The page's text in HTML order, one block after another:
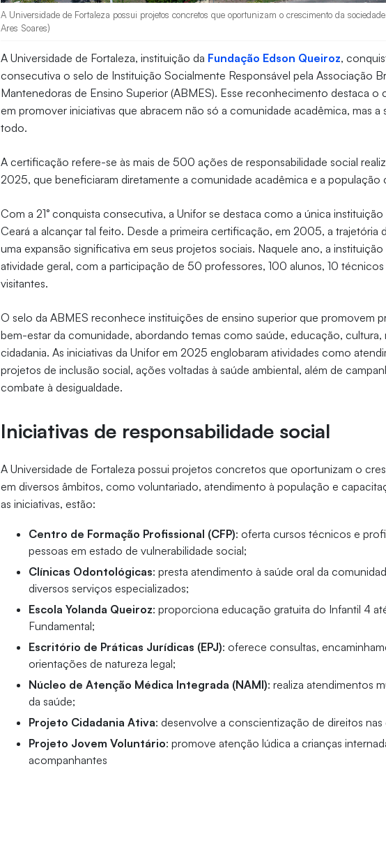
A Universidade de Fortaleza possui projetos concretos que oportunizam o crescimento da
Ares Soares)
A Universidade de Fortaleza, instituição da Fundação Edson Queiroz,
consecutiva o selo de Instituição Socialmente Responsável pela Associação
Mantenedoras de Ensino Superior (ABMES). Esse reconhecimento destaca o
em promover iniciativas que abracem não só a comunidade acadêmica, mas
todo.
A certificação refere-se às mais de 500 ações de responsabilidade social
2025, que beneficiaram diretamente a comunidade acadêmica e a população
Com a 21° conquista consecutiva, a Unifor se destaca como a única
Ceará a alcançar tal feito. Desde a primeira certificação, em 2005, a trajetória
uma expansão significativa em seus projetos sociais. Naquele ano, a instituição
atividade geral, com a participação de 50 professores, 100 alunos, 10
visitantes.
O selo da ABMES reconhece instituições de ensino superior que promovem
bem-estar da comunidade, abordando temas como saúde, educação, cultura,
cidadania. As iniciativas da Unifor em 2025 englobaram atividades como
projetos de inclusão social, ações voltadas à saúde ambiental, além de
combate à desigualdade.
Iniciativas de responsabilidade social
A Universidade de Fortaleza possui projetos concretos que oportunizam o
em diversos âmbitos, como voluntariado, atendimento à população e
as iniciativas, estão:
Centro de Formação Profissional (CFP): oferta cursos técnicos e
pessoas em estado de vulnerabilidade social;
Clínicas Odontológicas: presta atendimento à saúde oral da
diversos serviços especializados;
Escola Yolanda Queiroz: proporciona educação gratuita do Infantil 4
Fundamental;
Escritório de Práticas Jurídicas (EPJ): oferece consultas,
orientações de natureza legal;
Núcleo de Atenção Médica Integrada (NAMI): realiza atendimentos
da saúde;
Projeto Cidadania Ativa: desenvolve a conscientização de direitos
Projeto Jovem Voluntário: promove atenção lúdica a crianças
acompanhantes